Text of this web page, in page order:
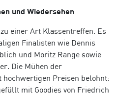
und Wiedersehen
einer Art Klassentreffen. Es
Finalisten wie Dennis
und Moritz Range sowie
Die Mühen der
Preisen belohnt:
mit Goodies von Friedrich